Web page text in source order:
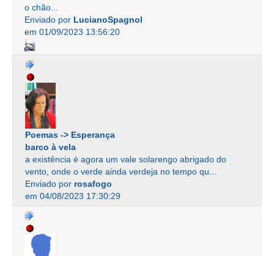
o chão...
Enviado por LucianoSpagnol
em 01/09/2023 13:56:20
Poemas -> Esperança
barco à vela
a existência é agora um vale solarengo abrigado do
vento, onde o verde ainda verdeja no tempo qu...
Enviado por rosafogo
em 04/08/2023 17:30:29